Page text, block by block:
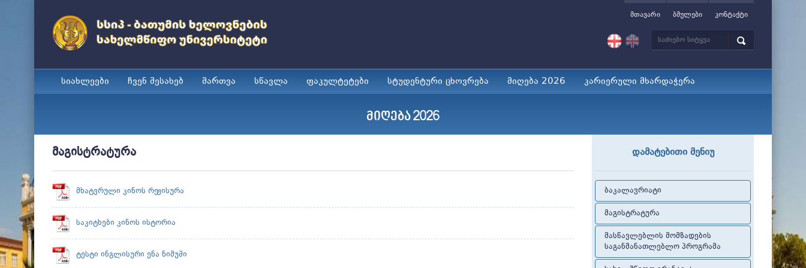
მთავარი ბმულები კონტაქტი
სიახლეები ჩვენ შესახებ მართვა სწავლა ფაკულტეტები სტუდენტური ცხოვრება მიღება 2026 კარიერული მხარდაჭერა
მიღება 2026
მაგისტრატურა
მხატვრული კინოს რეჟისურა
საკიტხები კინოს ისტორია
ტესტი ინგლისური ენა ნიმუში
დამატებითი მენიუ
ბაკალავრიატი
მაგისტრატურა
მასწავლებლის მომზადების
საგანმანათლებლო პროგრამა